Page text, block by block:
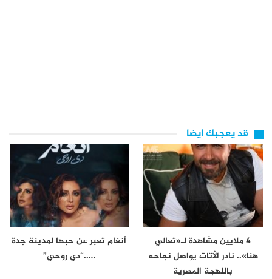
قد يعجبك ايضا
4 ملايين مشاهدة لـ«تعالي
هنا».. نادر الأتات يواصل نجاحه
باللهجة المصرية
أنغام تعبر عن حبها لمدينة جدة
…..“دي روحي”